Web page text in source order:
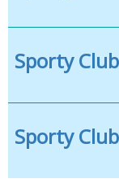
Sporty
Sporty